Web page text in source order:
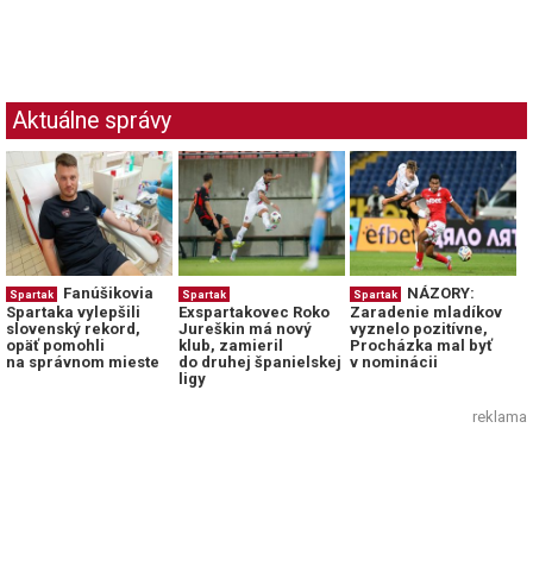
Aktuálne správy
Spartak
Fanúšikovia
Spartaka vylepšili
slovenský rekord,
opäť pomohli
na správnom mieste
Spartak
Exspartakovec Roko
Jureškin má nový
klub, zamieril
do druhej španielskej
ligy
Spartak
NÁZORY:
Zaradenie mladíkov
vyznelo pozitívne,
Procházka mal byť
v nominácii
reklama